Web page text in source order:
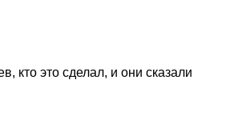
кто это сделал, и они сказали